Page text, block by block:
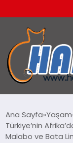
YAŞAM
Ana Sayfa Yaşam
Türkiye’nin
Malabo ve Bata